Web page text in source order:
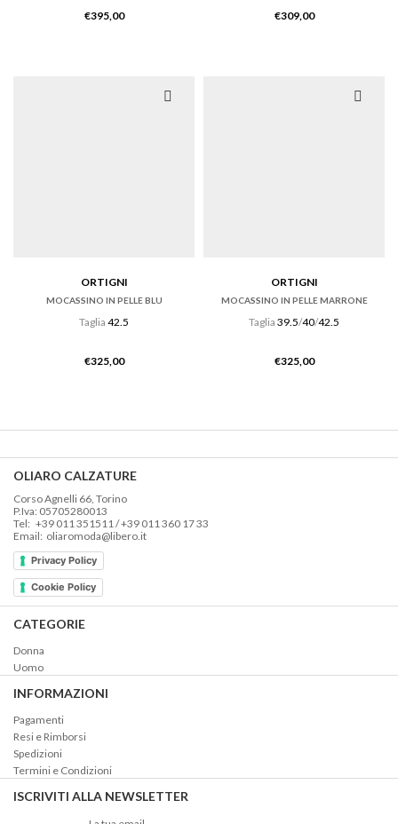
€395,00 €309,00
ORTIGNI
MOCASSINO IN PELLE BLU
Taglia 42.5
€325,00
ORTIGNI
MOCASSINO IN PELLE MARRONE
Taglia 39.5/40/42.5
€325,00
OLIARO CALZATURE
Corso Agnelli 66, Torino
P.Iva: 05705280013
Tel: +39 011 351511 / +39 011 360 17 33
Email: oliaromoda@libero.it
Privacy Policy
Cookie Policy
CATEGORIE
Donna
Uomo
INFORMAZIONI
Pagamenti
Resi e Rimborsi
Spedizioni
Termini e Condizioni
ISCRIVITI ALLA NEWSLETTER